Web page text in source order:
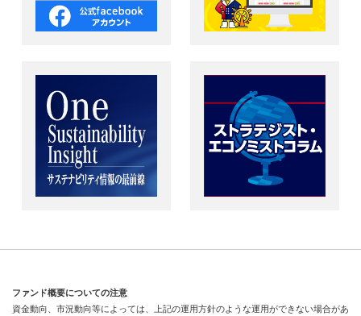
ファンド概要についての注意
資金動向、市況動向等によっては、上記の運用方針のような運用ができない場合があ